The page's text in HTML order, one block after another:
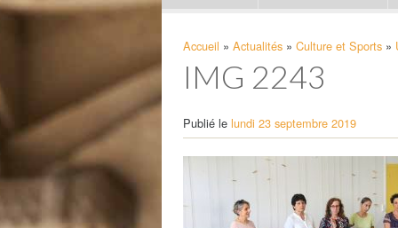
Pharmacies de garde
Accueil » Actualités » Culture et Sports »
IMG 2243
Publié le lundi 23 septembre 2019